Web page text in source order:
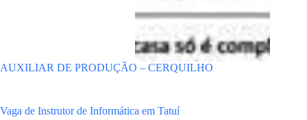
AUXILIAR DE PRODUÇÃO – CERQUILHO
Vaga de Instrutor de Informática em Tatuí